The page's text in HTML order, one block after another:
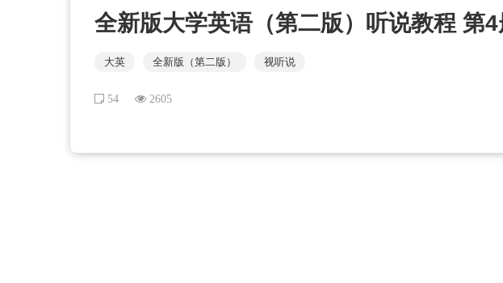
全新版大学英语（第二版）听说教程 第
大英 全新版（第二版） 视听说
54 2605